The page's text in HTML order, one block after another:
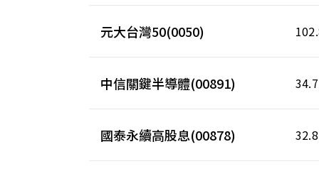
元大台灣50(0050)
中信關鍵半導體(00891)
國泰永續高股息(00878)